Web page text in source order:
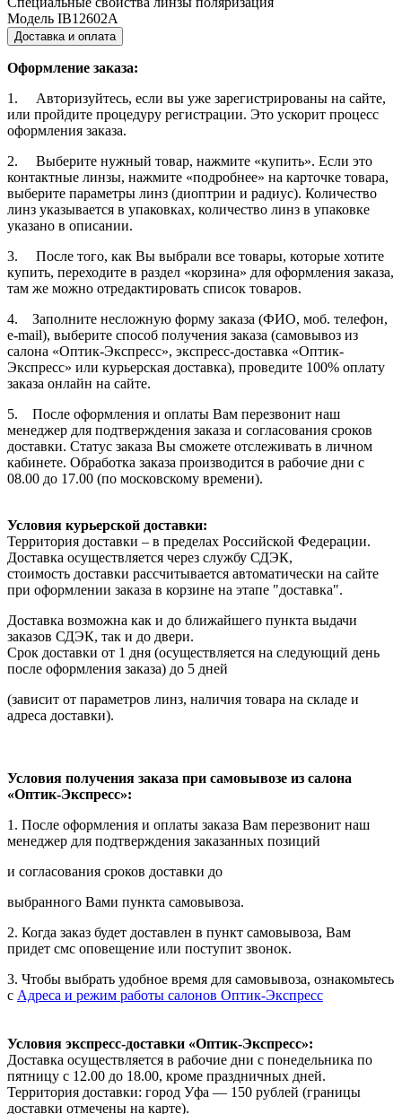
Модель IB12602A
Доставка и оплата
Оформление заказа:
1. Авторизуйтесь, если вы уже зарегистрированы на сайте,
или пройдите процедуру регистрации. Это ускорит процесс
оформления заказа.
2. Выберите нужный товар, нажмите «купить». Если это
контактные линзы, нажмите «подробнее» на карточке товара,
выберите параметры линз (диоптрии и радиус). Количество
линз указывается в упаковках, количество линз в упаковке
указано в описании.
3. После того, как Вы выбрали все товары, которые хотите
купить, переходите в раздел «корзина» для оформления заказа,
там же можно отредактировать список товаров.
4. Заполните несложную форму заказа (ФИО, моб. телефон,
e-mail), выберите способ получения заказа (самовывоз из
салона «Оптик-Экспресс», экспресс-доставка «Оптик-
Экспресс» или курьерская доставка), проведите 100% оплату
заказа онлайн на сайте.
5. После оформления и оплаты Вам перезвонит наш
менеджер для подтверждения заказа и согласования сроков
доставки. Статус заказа Вы сможете отслеживать в личном
кабинете. Обработка заказа производится в рабочие дни с
08.00 до 17.00 (по московскому времени).
Условия курьерской доставки:
Территория доставки – в пределах Российской Федерации.
Доставка осуществляется через службу СДЭК,
стоимость доставки рассчитывается автоматически на сайте
при оформлении заказа в корзине на этапе "доставка".
Доставка возможна как и до ближайшего пункта выдачи
заказов СДЭК, так и до двери.
Срок доставки от 1 дня (осуществляется на следующий день
после оформления заказа) до 5 дней
(зависит от параметров линз, наличия товара на складе и
адреса доставки).
Условия получения заказа при самовывозе из салона
«Оптик-Экспресс»:
1. После оформления и оплаты заказа Вам перезвонит наш
менеджер для подтверждения заказанных позиций
и согласования сроков доставки до
выбранного Вами пункта самовывоза.
2. Когда заказ будет доставлен в пункт самовывоза, Вам
придет смс оповещение или поступит звонок.
3. Чтобы выбрать удобное время для самовывоза, ознакомьтесь
с Адреса и режим работы салонов Оптик-Экспресс
Условия экспресс-доставки «Оптик-Экспресс»:
Доставка осуществляется в рабочие дни с понедельника по
пятницу с 12.00 до 18.00, кроме праздничных дней.
Территория доставки: город Уфа — 150 рублей (границы
доставки отмечены на карте).